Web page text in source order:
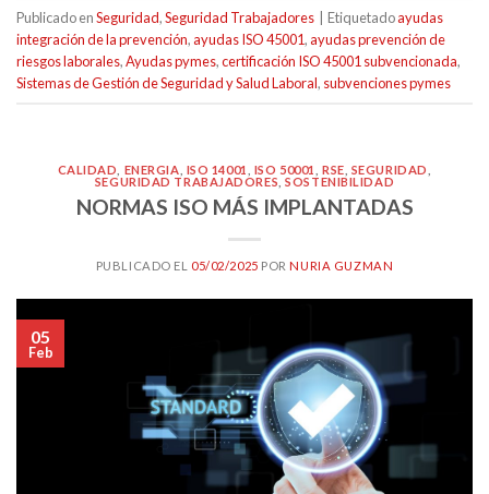
Publicado enSeguridad,Seguridad Trabajadores Etiquetadoayudas
integración de la prevención,ayudas ISO 45001,ayudas prevención de
riesgos laborales,Ayudas pymes,certificación ISO 45001 subvencionada,
Sistemas de Gestión de Seguridad y Salud Laboral, subvenciones pymes
CALIDAD ENERGIA ISO 14001 ISO 50001 RSE SEGURIDAD
SEGURIDAD TRABAJADORES ,SOSTENIBILIDAD
NORMAS ISO MÁS IMPLANTADAS
PUBLICADO EL 05/02/2025 PORNURIA GUZMAN
05
Feb